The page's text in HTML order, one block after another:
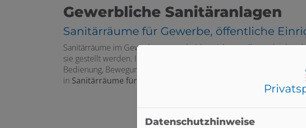
Gewerbliche Sanitäranlagen
Sanitärräume für Gewerbe, öffentliche
Sanitärräume im Gewerbe unterscheiden sich grundlegend
sie gestellt werden. Innovative Lösungen für
Sanitärräume für
Bedienung, Bewegungsfreiheit und Sicherheit. Das Kinderbad ist
in Sanitärräume für Kindertagesstätten und Kindergärten
Datenschutzhinweise